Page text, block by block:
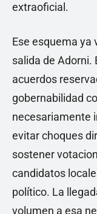
extraoficial.
Ese esquema ya
salida de Adorni.
acuerdos
gobernabilidad
necesariamente
evitar choques
sostener
candidatos
político. La
volumen a esa